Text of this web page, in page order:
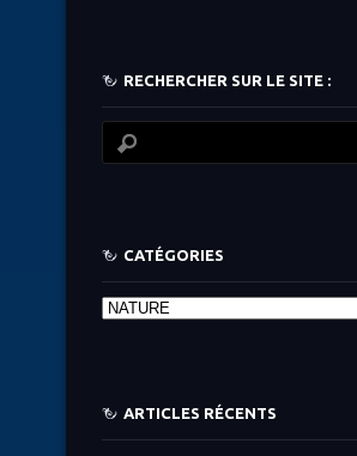
RECHERCHER SUR LE SITE :
CATÉGORIES
Catégories
ARTICLES RÉCENTS